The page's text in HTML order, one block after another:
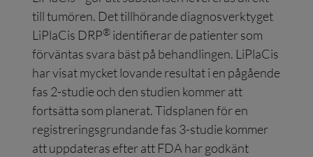
till tumören. Det tillhörande diagnosverktyget
LiPlaCis DRP® identifierar de patienter som
förväntas svara bäst på behandlingen. LiPlaCis
har visat mycket lovande resultat i en pågående
fas 2-studie och den studien kommer att
fortsätta som planerat. Tidsplanen för en
registreringsgrundande fas 3-studie kommer
att uppdateras efter att FDA har godkänt